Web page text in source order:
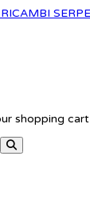
shopping cart